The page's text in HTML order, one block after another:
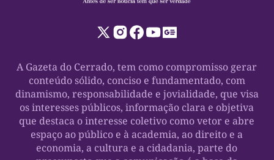
A Gazeta do Cerrado, tem como compromisso gerar
conteúdo sólido, conciso e fundamentado, com
dinamismo, responsabilidade e jovialidade, que visa
os interesses públicos, informação clara e objetiva
que destaca o interesse coletivo como vetor e abre
espaço ao público e à academia, ao direito e a
economia, a cultura e a cidadania, parte do